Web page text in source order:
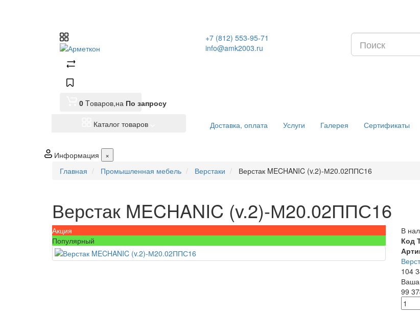
+7 (812) 553-95-71
info@amk2003.ru
0 Tоваров,на По запросу
Каталог товаров Доставка, оплата Услуги Галерея Сертификаты
Информация
×
Главная
Промышленная мебель Верстаки Верстак MECHANIC (v.2)-М20.02ППС16
Верстак MECHANIC (v.2)-М20.02ППС16
Акция
Популярный
В
Код
104
Ваша
99